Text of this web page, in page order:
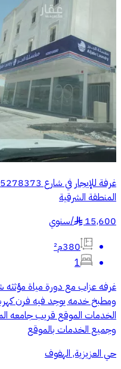
المنطقة الشرقية
15,600
§
/سنوي
380م²
1
غرفه عزاب ‏مع دورة مياة
ومطبخ خدمه يوجد فيه فرن
وجميع الخدمات بالموقع
حي العزيزية, الهفوف